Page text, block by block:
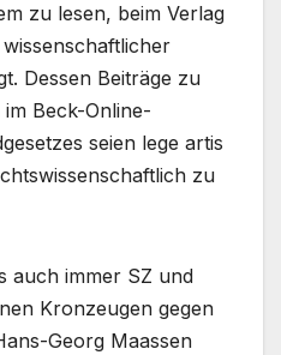
zu lesen, beim Verlag
Dessen Beiträge zu
Beck-Online-
seien lege artis
zu
auch immer SZ und
Kronzeugen gegen
Georg Maassen